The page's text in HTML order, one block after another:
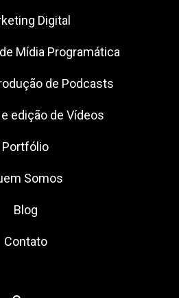
Digital
Mídia Programática
de Podcasts
edição de Vídeos
Portfólio
Somos
Blog
Contato